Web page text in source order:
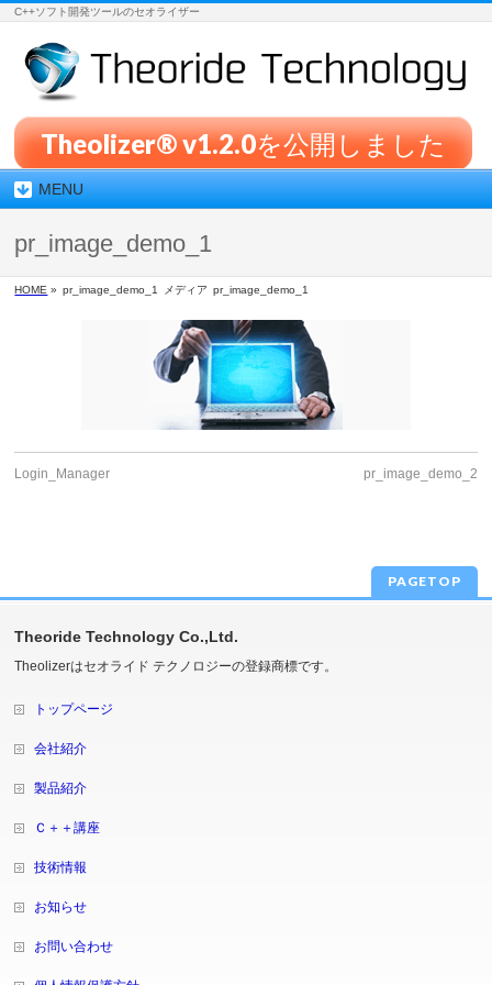
C++ソフト開発ツールのセオライザー
Theolizer® v1.2.0を公開しました
MENU
pr_image_demo_1
HOME » pr_image_demo_1 メディア pr_image_demo_1
Login_Manager pr_image_demo_2
PAGETOP
Theoride Technology Co.,Ltd.
Theolizerはセオライド テクノロジーの登録商標です。
トップページ
会社紹介
製品紹介
Ｃ＋＋講座
技術情報
お知らせ
お問い合わせ